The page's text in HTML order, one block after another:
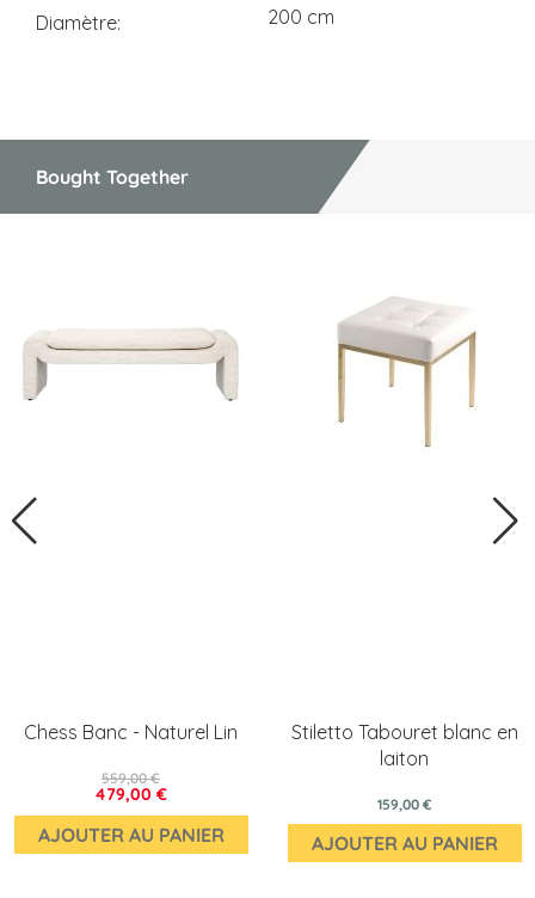
Diamètre 200 cm
Bought Together
Chess Banc - Naturel Lin
479,00 €
559,00 €
AJOUTER AU PANIER
Stiletto Tabouret blanc en
laiton
159,00 €
AJOUTER AU PANIER